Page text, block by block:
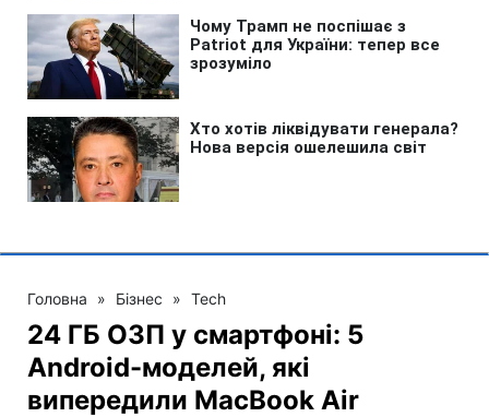
Головна » Бізнес » Tech
24 ГБ ОЗП у смартфоні: 5
Android-моделей, які
випередили MacBook Air